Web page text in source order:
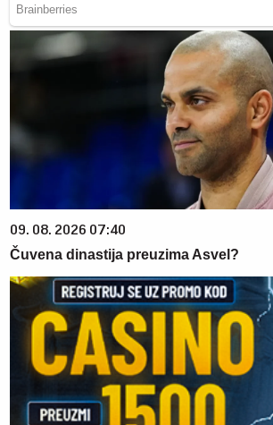
09. 08. 2026 07:40
Čuvena dinastija preuzima Asvel?